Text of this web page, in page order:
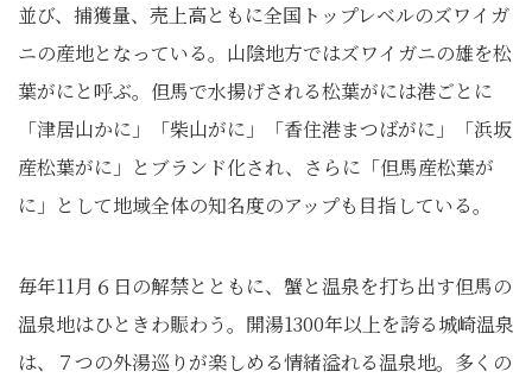
並び、捕獲量、売上高ともに全国トップレベルのズワイガ
ニの産地となっている。山陰地方ではズワイガニの雄を松
葉がにと呼ぶ。但馬で水揚げされる松葉がには港ごとに
「津居山かに」「柴山がに」「香住港まつばがに」「浜坂
産松葉がに」とブランド化され、さらに「但馬産松葉が
に」として地域全体の知名度のアップも目指している。
毎年11月６日の解禁とともに、蟹と温泉を打ち出す但馬の
温泉地はひときわ賑わう。開湯1300年以上を誇る城崎温泉
は、７つの外湯巡りが楽しめる情緒溢れる温泉地。多くの